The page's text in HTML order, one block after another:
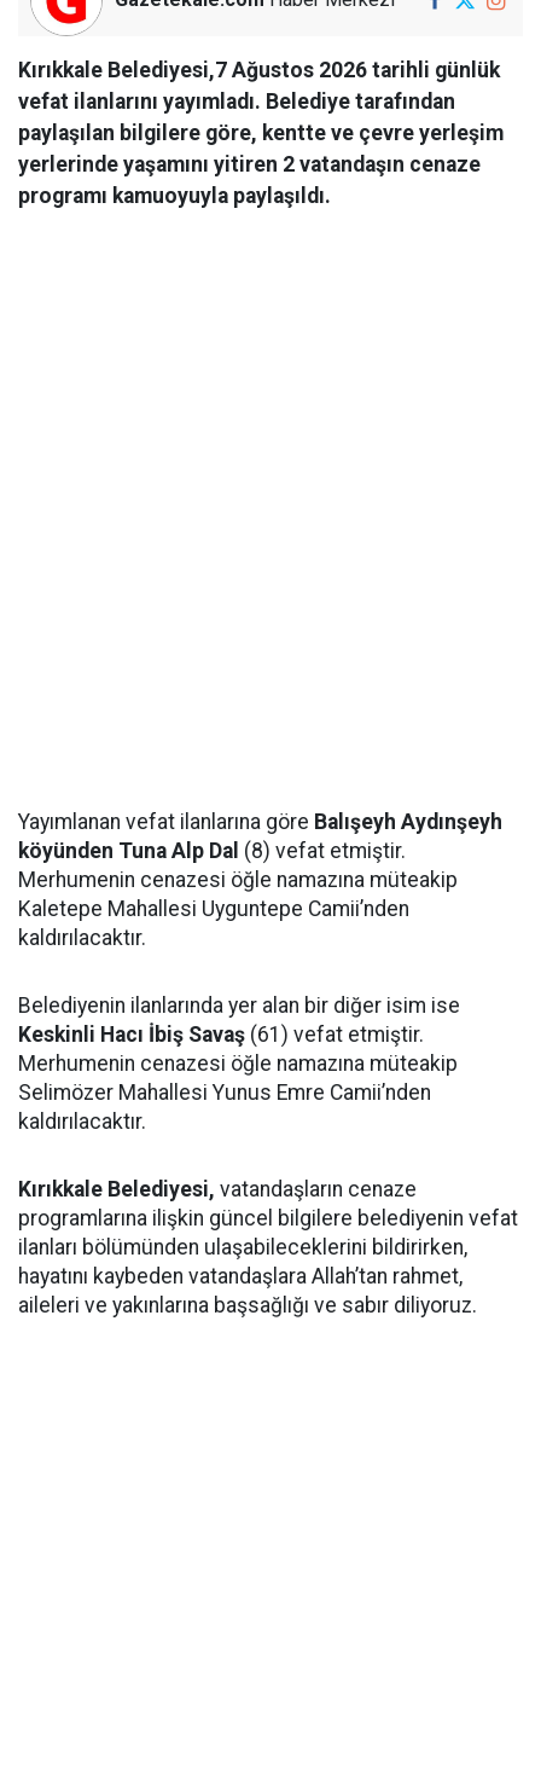
Kırıkkale Belediyesi,7 Ağustos 2026 tarihli günlük
vefat ilanlarını yayımladı. Belediye tarafından
paylaşılan bilgilere göre, kentte ve çevre yerleşim
yerlerinde yaşamını yitiren 2 vatandaşın cenaze
programı kamuoyuyla paylaşıldı.
Yayımlanan vefat ilanlarına göre Balışeyh Aydınşeyh
köyünden Tuna Alp Dal (8) vefat etmiştir.
Merhumenin cenazesi öğle namazına müteakip
Kaletepe Mahallesi Uyguntepe Camii’nden
kaldırılacaktır.
Belediyenin ilanlarında yer alan bir diğer isim ise
Keskinli Hacı İbiş Savaş (61) vefat etmiştir.
Merhumenin cenazesi öğle namazına müteakip
Selimözer Mahallesi Yunus Emre Camii’nden
kaldırılacaktır.
Kırıkkale Belediyesi, vatandaşların cenaze
programlarına ilişkin güncel bilgilere belediyenin vefat
ilanları bölümünden ulaşabileceklerini bildirirken,
hayatını kaybeden vatandaşlara Allah’tan rahmet,
aileleri ve yakınlarına başsağlığı ve sabır diliyoruz.